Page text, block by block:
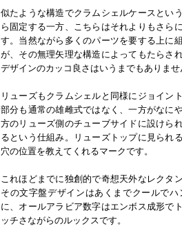
似たような構造でクラムシェルケースとい
ら固定する一方、こちらはそれよりもさら
す。当然ながら多くのパーツを要する上に
が、その無理矢理な構造によってもたらさ
デザインのカッコ良さはいうまでもありませ
リューズもクラムシェルと同様にジョイン
部分も通常の雄雌式ではなく、一方がなに
方のリューズ側のチューブサイドに設けら
るという仕組み。リューズトップに見られ
穴の位置を教えてくれるマークです。
これほどまでに独創的で奇想天外なレクタ
その文字盤デザインはあくまでクールで
に、オールアラビア数字はエンボス成形で
ッチさながらのルックスです。